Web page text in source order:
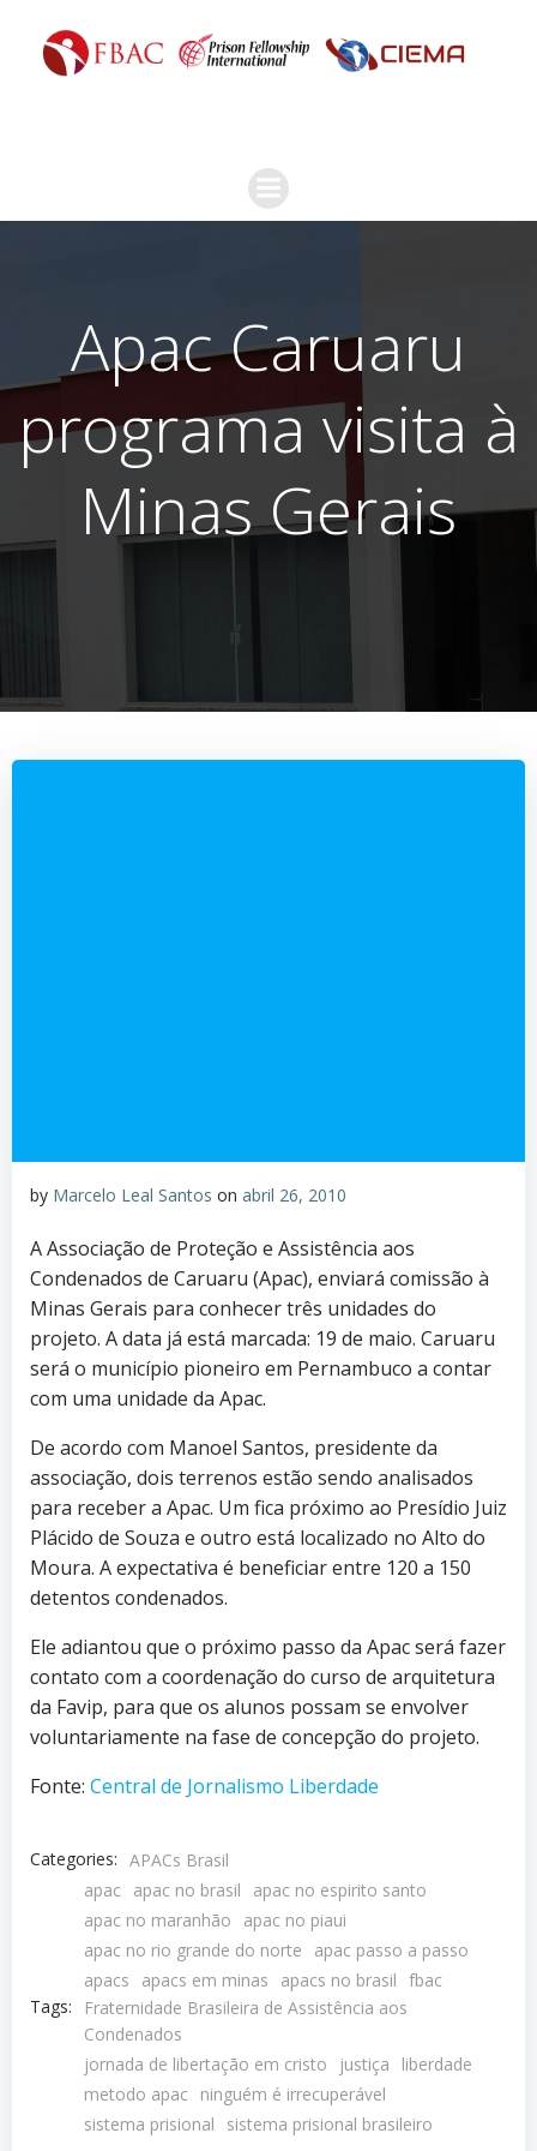
Apac Caruaru
programa visita à
Minas Gerais
by Marcelo Leal Santos on abril 26, 2010
A Associação de Proteção e Assistência aos
Condenados de Caruaru (Apac), enviará comissão à
Minas Gerais para conhecer três unidades do
projeto. A data já está marcada: 19 de maio. Caruaru
será o município pioneiro em Pernambuco a contar
com uma unidade da Apac.
De acordo com Manoel Santos, presidente da
associação, dois terrenos estão sendo analisados
para receber a Apac. Um fica próximo ao Presídio Juiz
Plácido de Souza e outro está localizado no Alto do
Moura. A expectativa é beneficiar entre 120 a 150
detentos condenados.
Ele adiantou que o próximo passo da Apac será fazer
contato com a coordenação do curso de arquitetura
da Favip, para que os alunos possam se envolver
voluntariamente na fase de concepção do projeto.
Fonte: Central de Jornalismo Liberdade
Categories: APACs Brasil
Tags:
apac apac no brasil
apac no espirito santo
apac no maranhão
apac no piaui
apac no rio grande do norte
apac passo a passo
apacs
apacs em minas apacs no brasil fbac
Fraternidade Brasileira de Assistência aos
Condenados
jornada de libertação em cristo
justiça
liberdade
metodo apac ninguém é irrecuperável
sistema prisional
sistema prisional brasileiro